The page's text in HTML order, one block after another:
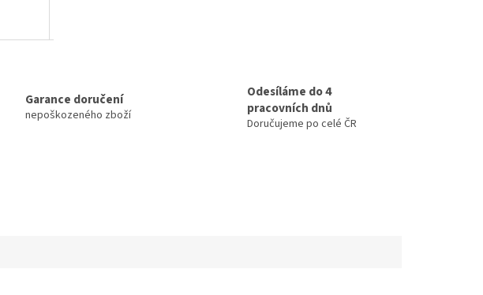
Garance doručení
nepoškozeného zboží
Odesíláme do 4
pracovních dnů
Doručujeme po celé ČR